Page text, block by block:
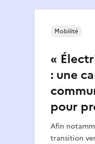
«
: une
pour
Afin
transition
Mobilité